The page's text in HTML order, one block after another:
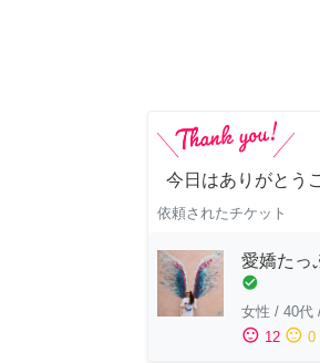
今日はありがとう
依頼されたチケット
愛嬌たっ
check_circle
女性 / 40代
sentiment_satisfied 12 sentiment_neutral 0